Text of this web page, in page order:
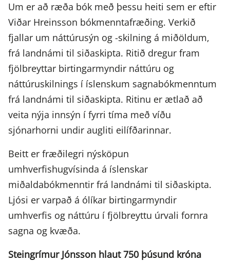
Um er að ræða bók með þessu heiti sem er eftir
Viðar Hreinsson bókmenntafræðing. Verkið
fjallar um náttúrusýn og -skilning á miðöldum,
frá landnámi til siðaskipta. Ritið dregur fram
fjölbreyttar birtingarmyndir náttúru og
náttúruskilnings í íslenskum sagnabókmenntum
frá landnámi til siðaskipta. Ritinu er ætlað að
veita nýja innsýn í fyrri tíma með víðu
sjónarhorni undir augliti eilífðarinnar.
Beitt er fræðilegri nýsköpun
umhverfishugvísinda á íslenskar
miðaldabókmenntir frá landnámi til siðaskipta.
Ljósi er varpað á ólíkar birtingarmyndir
umhverfis og náttúru í fjölbreyttu úrvali fornra
sagna og kvæða.
Steingrímur Jónsson hlaut 750 þúsund króna